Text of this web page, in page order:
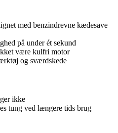
med benzindrevne kædesave
på under ét sekund
være kulfri motor
og sværdskede
ikke
tung ved længere tids brug